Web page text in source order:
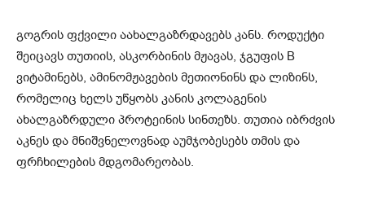
გოგრის ფქვილი აახალგაზრდავებს კანს. როდუქტი
შეიცავს თუთიის, ასკორბინის მჟავას, ჯგუფის B
ვიტამინებს, ამინომჟავების მეთიონინს და ლიზინს,
რომელიც ხელს უწყობს კანის კოლაგენის
ახალგაზრდული პროტეინის სინთეზს. თუთია იბრძვის
აკნეს და მნიშვნელოვნად აუმჯობესებს თმის და
ფრჩხილების მდგომარეობას.